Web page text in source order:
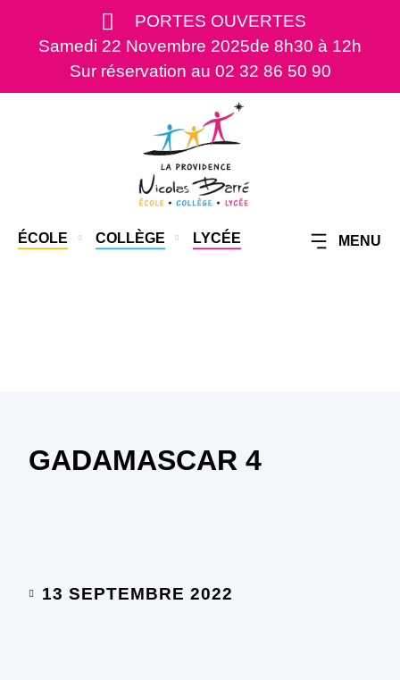
PORTES OUVERTES
Samedi 22 Novembre 2025de 8h30 à 12h
Sur réservation au 02 32 86 50 90
ÉCOLE COLLÈGE LYCÉE MENU
GADAMASCAR 4
13 SEPTEMBRE 2022